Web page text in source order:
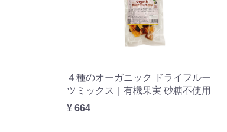
４種のオーガニック ドライフルー
ツミックス｜有機果実 砂糖不使用
¥ 664